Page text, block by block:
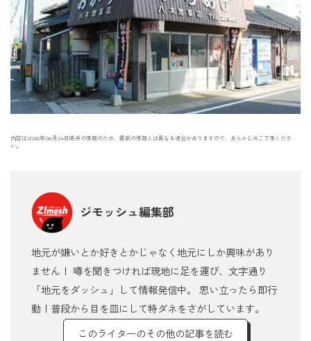
内容は2026年06月24日時点の情報のため、最新の情報とは異なる場合がありますので、あらかじめご了承くださ
い。
ジモッシュ編集部
地元が嫌いとか好きとかじゃなく地元にしか興味があり
ません！ 噂を聞きつければ現地に足を運び、文字通り
「地元をダッシュ」して情報発信中。 思い立ったら即行
動！普段から目を皿にして特ダネをさがしています。
このライターのその他の記事を読む